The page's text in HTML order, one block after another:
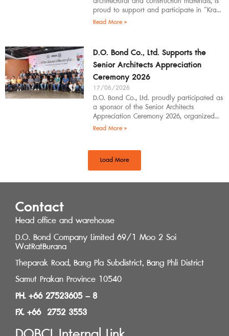
proud to support and participate in “Krabi
Architects Community 2026”, organized by
Read More »
D.O. Bond Co., Ltd. Supports the
Senior Architects Appreciation
Ceremony 2026
17/06/2026
D.O. Bond Co., Ltd. proudly participated as
a sponsor of the Senior Architects
Appreciation Ceremony 2026, organized
by the Southern Regional Architect
Read More »
Load More
Contact
Head office and warehouse
D.O. Bond Company Limited 69/1 Moo 2 Soi
WatRatBurana
Theparak Road, Bang Pla Subdistrict, Bang Phli District
Samut Prakan Province 10540
PH. +66 27523605 – 8
FX. +66 2752 3553